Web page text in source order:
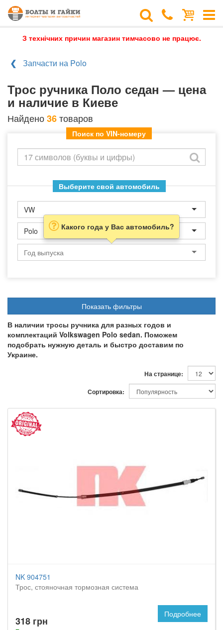
З технічних причин магазин тимчасово не працює.
Запчасти на Polo
Трос ручника Поло седан — цена
и наличие в Киеве
Найдено36товаров
Поиск по VIN-номеру
Выберите свой автомобиль
VW
Polo Какого года у Вас автомобиль?
Показать фильтры
В наличии тросы ручника для разных годов и
комплектаций Volkswagen Polo sedan. Поможем
подобрать нужную деталь и быстро доставим по
Украине.
На странице:
Сортировка:
NK 904751
Трос, стояночная тормозная система
318 грн
Подробнее